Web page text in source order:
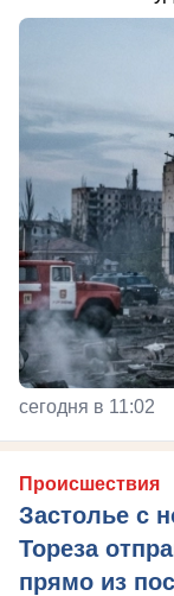
сегодня в 11:02
Происшествия
Застолье с
Тореза
прямо из